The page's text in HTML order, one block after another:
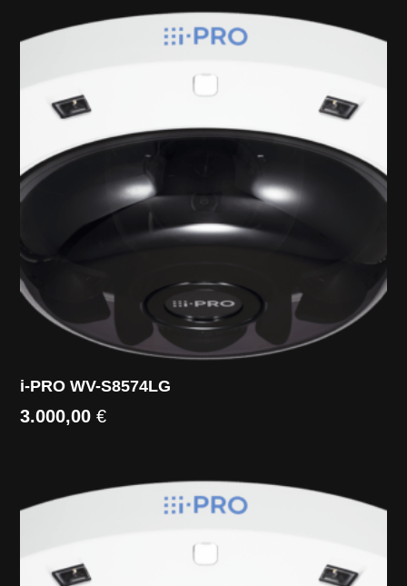
i-PRO WV-S8574LG
3.000,00€